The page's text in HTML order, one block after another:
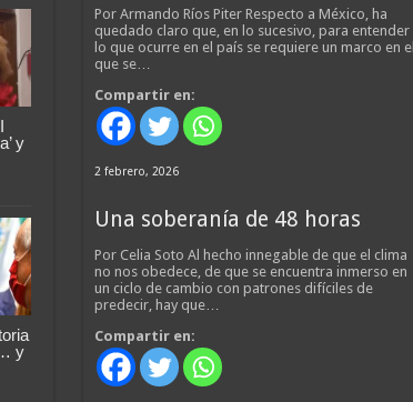
y
y
Por Armando Ríos Piter Respecto a México, ha
quedado claro que, en lo sucesivo, para entender
lo que ocurre en el país se requiere un marco en el
que se…
Compartir en:
2 febrero, 2026
Una soberanía de 48 horas
Por Celia Soto Al hecho innegable de que el clima
no nos obedece, de que se encuentra inmerso en
un ciclo de cambio con patrones difíciles de
predecir, hay que…
Compartir en: